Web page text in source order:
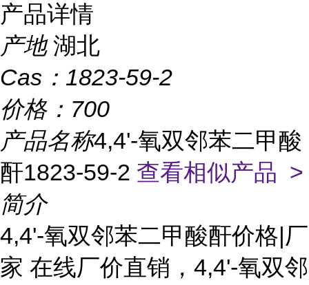
产品详情
产地 湖北
Cas： 1823-59-2
价格： 700
产品名称4,4'-氧双邻苯二甲酸
酐1823-59-2 查看相似产品 >
简介
4,4'-氧双邻苯二甲酸酐价格|厂
家 在线厂价直销，4,4'-氧双邻